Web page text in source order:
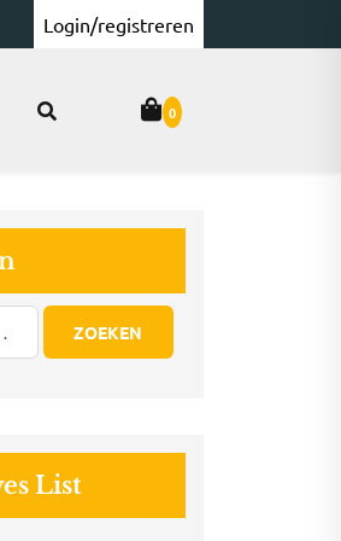
Login/registreren
0
List